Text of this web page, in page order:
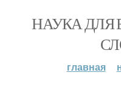
НАУКА ДЛЯ
главная